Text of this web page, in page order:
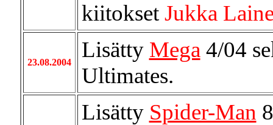
kiitokset Jukka
23.08.2004
Lisätty Mega 4/04
Ultimates.
Lisätty Spider-Man